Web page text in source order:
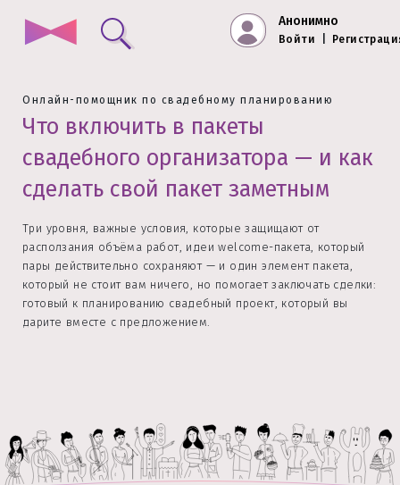
Анонимно
Войти
Онлайн-помощник по свадебному планированию
Что включить в пакеты
свадебного организатора — и как
сделать свой пакет заметным
Три уровня, важные условия, которые защищают от
расползания объёма работ, идеи welcome-пакета, который
пары действительно сохраняют — и один элемент пакета,
который не стоит вам ничего, но помогает заключать сделки:
готовый к планированию свадебный проект, который вы
дарите вместе с предложением.